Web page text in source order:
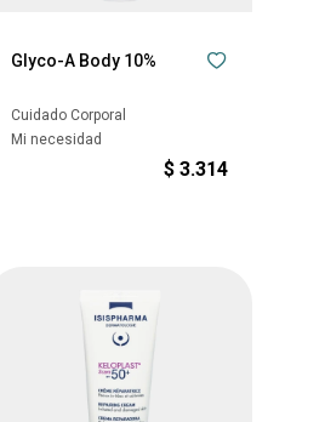
Glyco-A Body 10%
Cuidado Corporal
Mi necesidad
$ 3.314